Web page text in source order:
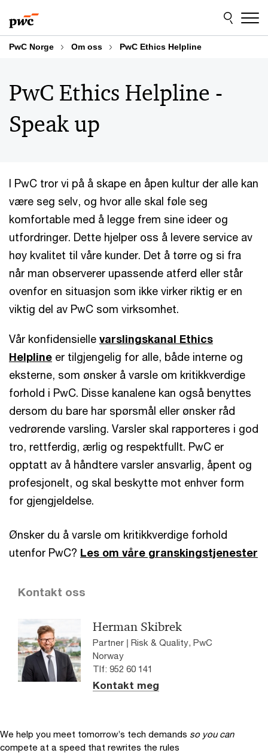
to
content
to
footer
PwC Norge Om oss PwC Ethics Helpline
PwC Ethics Helpline -
Speak up
I PwC tror vi på å skape en åpen kultur der alle kan
være seg selv, og hvor alle skal føle seg
komfortable med å legge frem sine ideer og
utfordringer. Dette hjelper oss å levere service av
høy kvalitet til våre kunder. Det å tørre og si fra
når man observerer upassende atferd eller står
ovenfor en situasjon som ikke virker riktig er en
viktig del av PwC som virksomhet.
Vår konfidensielle varslingskanal Ethics
Helpline er tilgjengelig for alle, både interne og
eksterne, som ønsker å varsle om kritikkverdige
forhold i PwC. Disse kanalene kan også benyttes
dersom du bare har spørsmål eller ønsker råd
vedrørende varsling. Varsler skal rapporteres i god
tro, rettferdig, ærlig og respektfullt. PwC er
opptatt av å håndtere varsler ansvarlig, åpent og
profesjonelt, og skal beskytte mot enhver form
for gjengjeldelse.
Ønsker du å varsle om kritikkverdige forhold
utenfor PwC? Les om våre granskingstjenester
Kontakt oss
Herman Skibrek
Partner | Risk & Quality, PwC
Norway
Tlf: 952 60 141
Kontakt meg
We help you meet tomorrow’s tech demands so you can
compete at a speed that rewrites the rules